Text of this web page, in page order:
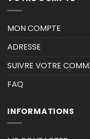
MON COMPTE
ADRESSE
SUIVRE VOTRE
FAQ
INFORMATIONS